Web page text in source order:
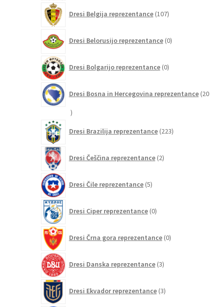
Dresi Belgija reprezentance 107izdelkov
Dresi Belorusijo reprezentance 0izdelkov
Dresi Bolgarijo reprezentance 0izdelkov
Dresi Bosna in Hercegovina reprezentance 20
20
Dresi Brazilija reprezentance 223izdelkov
Dresi Češčina reprezentance 2izdelka
Dresi Čile reprezentance 5izdelkov
Dresi Ciper reprezentance 0izdelkov
Dresi Črna gora reprezentance 0izdelkov
Dresi Danska reprezentance 3izdelki
Dresi Ekvador reprezentance 3izdelki